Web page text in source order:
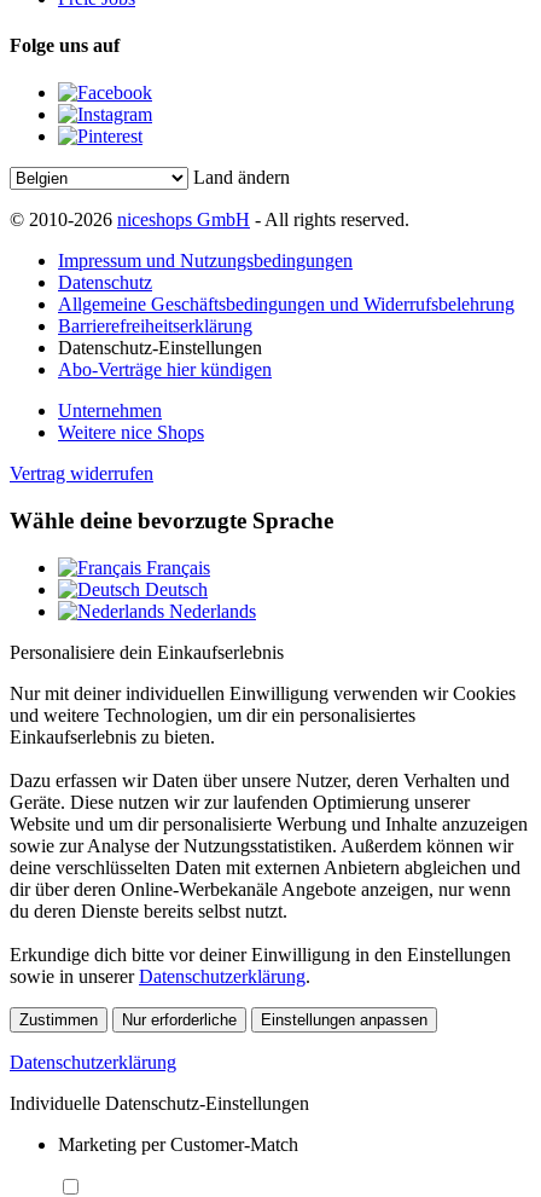
Folge uns auf
Land ändern
© 2010-2026 niceshops GmbH - All rights reserved.
Impressum und Nutzungsbedingungen
Datenschutz
Allgemeine Geschäftsbedingungen und Widerrufsbelehrung
Barrierefreiheitserklärung
Datenschutz-Einstellungen
Abo-Verträge hier kündigen
Unternehmen
Weitere nice Shops
Vertrag widerrufen
Wähle deine bevorzugte Sprache
Français
Deutsch
Nederlands
Personalisiere dein Einkaufserlebnis
Nur mit deiner individuellen Einwilligung verwenden wir Cookies
und weitere Technologien, um dir ein personalisiertes
Einkaufserlebnis zu bieten.
Dazu erfassen wir Daten über unsere Nutzer, deren Verhalten und
Geräte. Diese nutzen wir zur laufenden Optimierung unserer
Website und um dir personalisierte Werbung und Inhalte anzuzeigen
sowie zur Analyse der Nutzungsstatistiken. Außerdem können wir
deine verschlüsselten Daten mit externen Anbietern abgleichen und
dir über deren Online-Werbekanäle Angebote anzeigen, nur wenn
du deren Dienste bereits selbst nutzt.
Erkundige dich bitte vor deiner Einwilligung in den Einstellungen
sowie in unsererDatenschutzerklärung.
Zustimmen Nur erforderliche Einstellungen anpassen
Datenschutzerklärung
Individuelle Datenschutz-Einstellungen
Marketing per Customer-Match